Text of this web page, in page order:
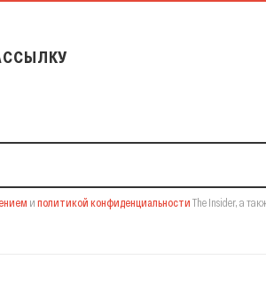
и политикой конфиденциальности The Insider, а